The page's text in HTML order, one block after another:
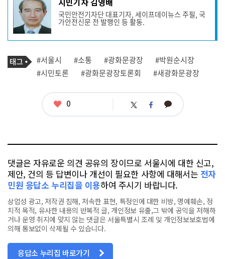
사
작
성
자
프
필
국민안전기자단 대표기자, 세이프데이뉴스 주필, 국
가안전신문 전 발행인 등 활동.
기
사
관
련
태
그
#서울시 #소통 #광화문광장
#박원순시장
#시민토론
#광화문광장토론회 #새광화문광장
좋
0 트 페 카
댓글은 자유로운 의견 공유의 장이므로 서울시에 대한 신고,
제안, 건의 등 답변이나 개선이 필요한 사항에 대해서는 전자
민원 응답소 누리집을 이용하여 주시기 바랍니다.
상업성 광고, 저작권 침해, 저속한 표현, 특정인에 대한 비방, 명예훼손, 정
치적 목적, 유사한 내용의 반복적 글, 개인정보 유출,그 밖에 공익을 저해하
거나 운영 취지에 맞지 않는 댓글은 서울특별시 조례 및 개인정보보호법에
의해 통보없이 삭제될 수 있습니다.
응답소 누리집 바로가기